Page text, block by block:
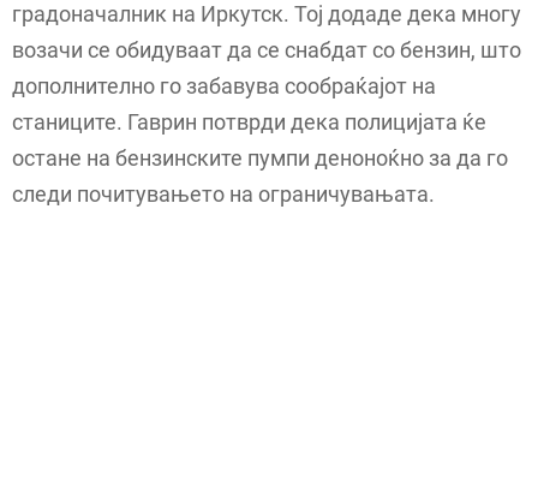
градоначалник на Иркутск. Тој додаде дека многу
возачи се обидуваат да се снабдат со бензин, што
дополнително го забавува сообраќајот на
станиците. Гаврин потврди дека полицијата ќе
остане на бензинските пумпи деноноќно за да го
следи почитувањето на ограничувањата.